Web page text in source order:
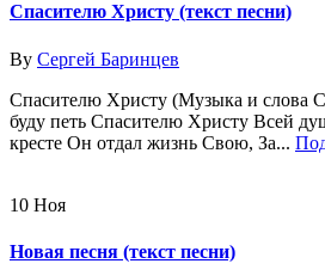
Спасителю Христу (текст песни)
By Сергей Баринцев
Спасителю Христу (Музыка и слова
буду петь Спасителю Христу Всей
кресте Он отдал жизнь Свою, За...
10 Ноя
Новая песня (текст песни)